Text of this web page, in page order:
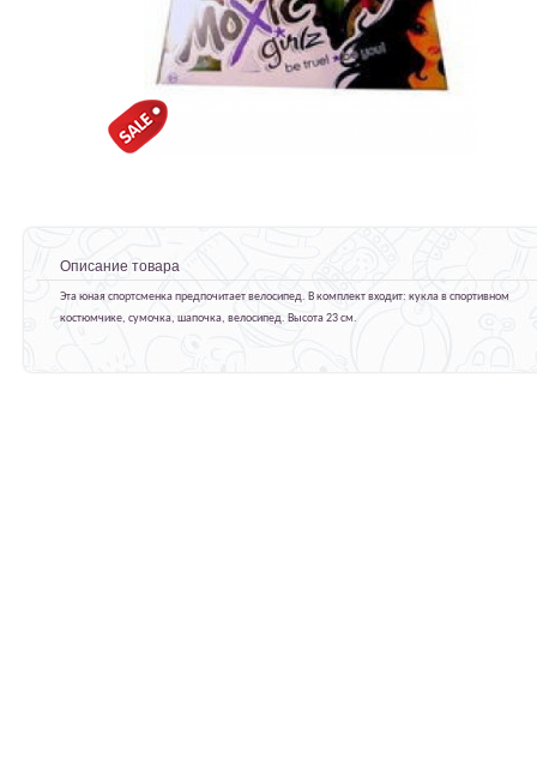
Описание товара
Эта юная спортсменка предпочитает велосипед. В комплект входит: кукла в спортивном
костюмчике, сумочка, шапочка, велосипед. Высота 23 см.